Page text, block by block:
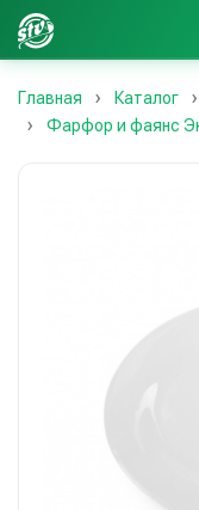
Главная Каталог
Фарфор и фаянс